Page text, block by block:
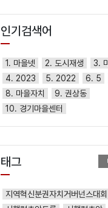
인기검색어
1. 마을넷 2. 도시재생
3.
4. 2023
5. 2022 6. 5
8. 마을자치
9. 권상동
10. 경기마을센터
태그
지역혁신분권자치거버넌스대회